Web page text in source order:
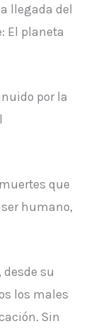
llegada del
El planeta
por la
que
humano,
su
los males
Sin